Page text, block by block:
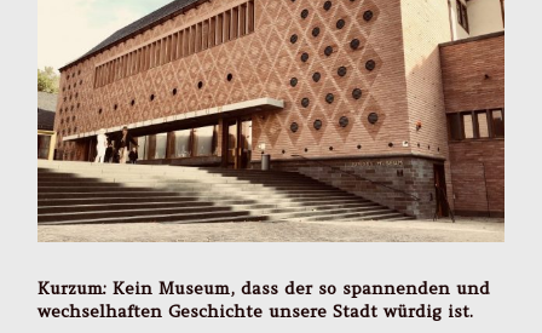
Kurzum: Kein Museum, dass der so spannenden und
wechselhaften Geschichte unsere Stadt würdig ist.